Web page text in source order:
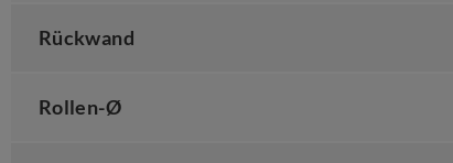
Rückwand
Rollen-Ø